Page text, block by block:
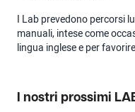
I Lab prevedono percorsi
manuali, intese come
lingua inglese e per
I nostri prossimi